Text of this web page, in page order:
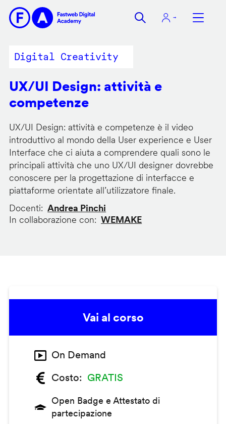
contenuto
Digital Creativity
UX/UI Design: attività e
competenze
UX/UI Design: attività e competenze è il video
introduttivo al mondo della User experience e User
Interface che ci aiuta a comprendere quali sono le
principali attività che uno UX/UI designer dovrebbe
conoscere per la progettazione di interfacce e
piattaforme orientate all’utilizzatore finale.
Docenti
Andrea Pinchi
In collaborazione con
WEMAKE
Vai al corso
On Demand
Costo
GRATIS
Open Badge e Attestato di
partecipazione